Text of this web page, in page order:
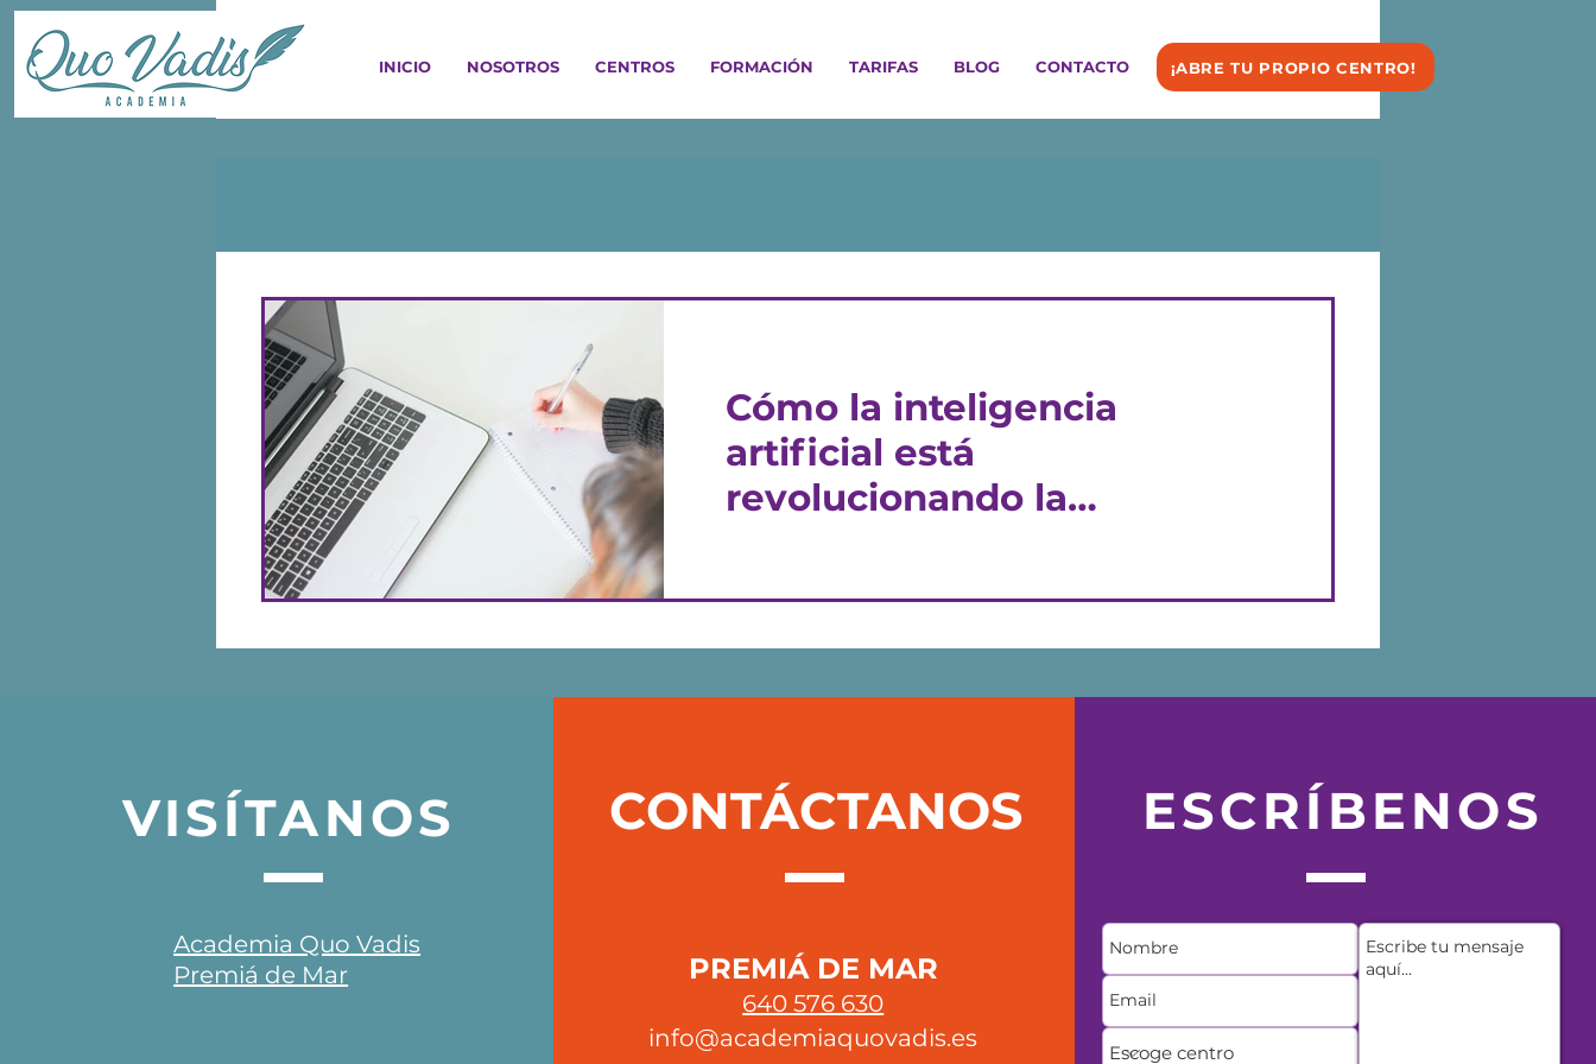
INICIO NOSOTROS CENTROS FORMACIÓN TARIFAS BLOG CONTACTO ¡ABRE TU PROPIO CENTRO!
Cómo la inteligencia
artificial está
revolucionando la
cómo compaginarlo con la educación tradicional.
VISÍTANOS
Academia Quo Vadis
Premiá de Mar
PREMIÁ DE MAR
640 576 630
info@academiaquovadis.es
ESCRÍBENOS
CONTÁCTANOS